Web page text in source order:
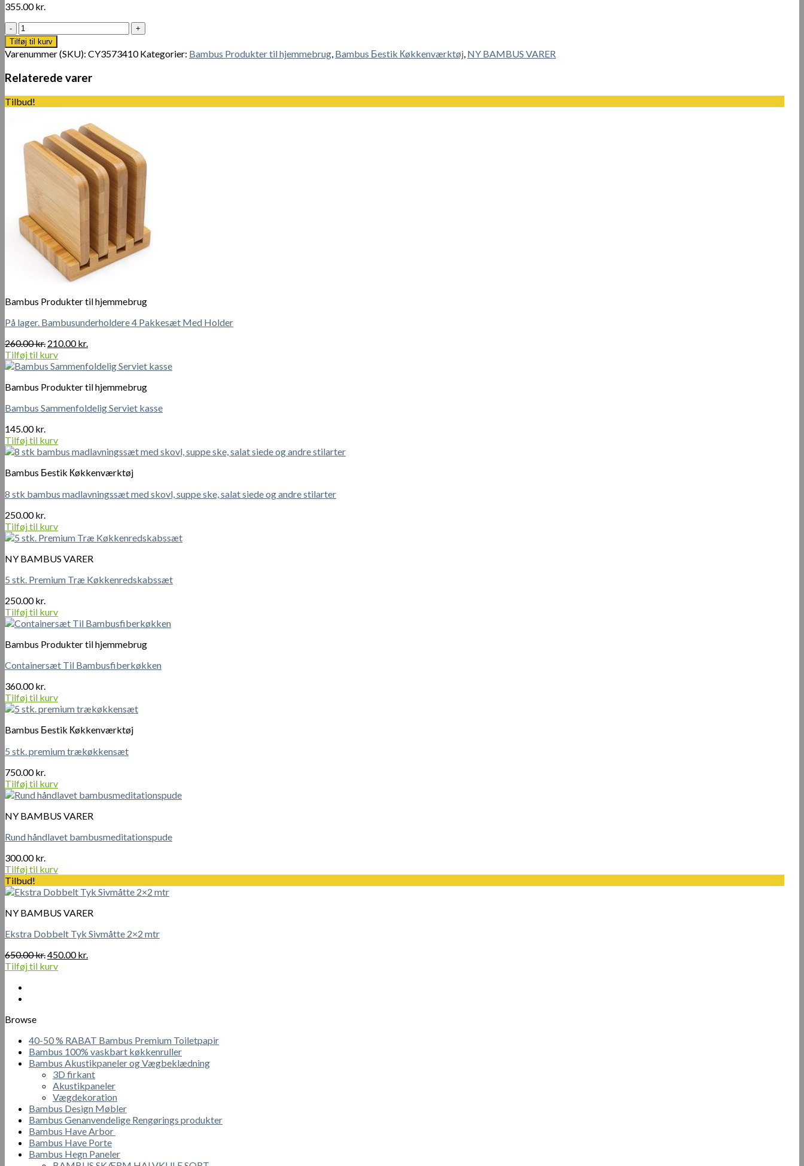
355.00kr.
3
stk
bambus
skærebræt
sæt
antal
Tilføj til kurv
Varenummer (SKU): CY3573410 Kategorier: Bambus Produkter til hjemmebrug, Bambus Бestik Кøkkenværktøj, NY BAMBUS VARER
Relaterede varer
Tilbud!
Bambus Produkter til hjemmebrug
På lager. Bambusunderholdere 4 Pakkesæt Med Holder
260.00kr. Den
oprindelige
pris
260.00 kr..
210.00kr.
pris
210.00 kr..
Tilføj til kurv
Bambus Produkter til hjemmebrug
Bambus Sammenfoldelig Serviet kasse
145.00kr.
Tilføj til kurv
Bambus Бestik Кøkkenværktøj
8 stk bambus madlavningssæt med skovl, suppe ske, salat siede og andre stilarter
250.00kr.
Tilføj til kurv
NY BAMBUS VARER
5 stk. Premium Træ Køkkenredskabssæt
250.00kr.
Tilføj til kurv
Bambus Produkter til hjemmebrug
Containersæt Til Bambusfiberkøkken
360.00kr.
Tilføj til kurv
Bambus Бestik Кøkkenværktøj
5 stk. premium trækøkkensæt
750.00kr.
Tilføj til kurv
NY BAMBUS VARER
Rund håndlavet bambusmeditationspude
300.00kr.
Tilføj til kurv
Tilbud!
NY BAMBUS VARER
Ekstra Dobbelt Tyk Sivmåtte 2×2 mtr
650.00kr.Den
oprindelige
450.00kr.
Tilføj til kurv
Browse
40-50 % RABAT Bambus Premium Toiletpapir
Bambus 100% vaskbart køkkenruller
Bambus Akustikpaneler og Vægbeklædning
3D firkant
Akustikpaneler
Vægdekoration
Bambus Design Møbler
Bambus Genanvendelige Rengørings produkter
Bambus Have Arbor
Bambus Have Porte
Bambus Hegn Paneler